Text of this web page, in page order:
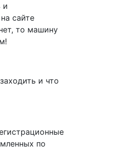
и
сайте
то машину
и что
по